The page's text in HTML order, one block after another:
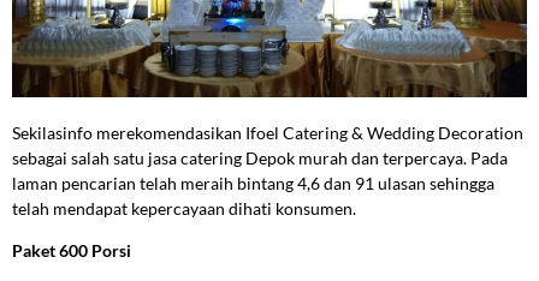
Sekilasinfo merekomendasikan Ifoel Catering & Wedding Decoration
sebagai salah satu jasa catering Depok murah dan terpercaya. Pada
laman pencarian telah meraih bintang 4,6 dan 91 ulasan sehingga
telah mendapat kepercayaan dihati konsumen.
Paket 600 Porsi